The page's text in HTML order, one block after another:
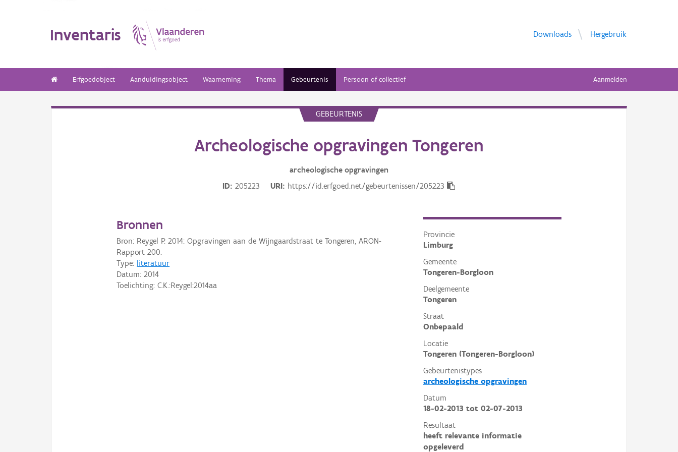
Inventaris Downloads Hergebruik
Erfgoedobject Aanduidingsobject Waarneming Thema Gebeurtenis Persoon of collectief Aanmelden
GEBEURTENIS
Archeologische opgravingen Tongeren
archeologische opgravingen
ID
205223 URI https://id.erfgoed.net/gebeurtenissen/205223
Provincie
Limburg
Gemeente
Tongeren-Borgloon
Deelgemeente
Tongeren
Straat
Onbepaald
Locatie
Tongeren (Tongeren-Borgloon)
Gebeurtenistypes
archeologische opgravingen
Datum
18-02-2013 tot 02-07-2013
Resultaat
heeft relevante informatie
opgeleverd
Bronnen
Bron: Reygel P. 2014: Opgravingen aan de Wijngaardstraat te Tongeren, ARON-
Rapport 200.
Type: literatuur
Datum:2014
Toelichting: C.K.:Reygel:2014aa